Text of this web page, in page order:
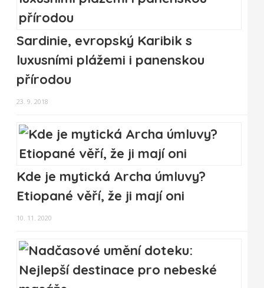
Sardinie, evropský Karibik s
luxusními plážemi i panenskou
přírodou
23. 9. 2018
Kde je mytická Archa úmluvy?
Etiopané věří, že ji mají oni
10. 11. 2020